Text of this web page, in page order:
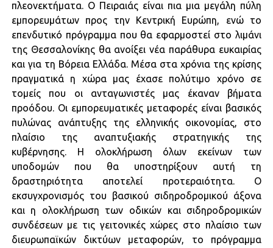
πλεονεκτήματα. Ο Πειραιάς είναι πια μια μεγάλη πύλη
εμπορευμάτων προς την Κεντρική Ευρώπη, ενώ το
επενδυτικό πρόγραμμα που θα εφαρμοστεί στο λιμάνι
της Θεσσαλονίκης θα ανοίξει νέα παράθυρα ευκαιρίας
και για τη Βόρεια Ελλάδα. Μέσα στα χρόνια της κρίσης
πραγματικά η χώρα μας έχασε πολύτιμο χρόνο σε
τομείς που οι ανταγωνιστές μας έκαναν βήματα
προόδου. Οι εμπορευματικές μεταφορές είναι βασικός
πυλώνας ανάπτυξης της ελληνικής οικονομίας, στο
πλαίσιο της αναπτυξιακής στρατηγικής της
κυβέρνησης. Η ολοκλήρωση όλων εκείνων των
υποδομών που θα υποστηρίξουν αυτή τη
δραστηριότητα αποτελεί προτεραιότητα. Ο
εκσυγχρονισμός του βασικού σιδηροδρομικού άξονα
και η ολοκλήρωση των οδικών και σιδηροδρομικών
συνδέσεων με τις γειτονικές χώρες στο πλαίσιο των
διευρωπαϊκών δικτύων μεταφορών, το πρόγραμμα